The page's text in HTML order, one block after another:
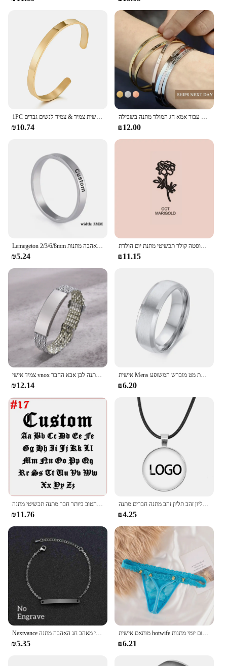
1PC אישית חקוק מותאם אישית שם נירוסטה צמיד תכשיטי שם מילות אותיות אישית צמיד & צמיד לנשים גברים
₪10.74
צמידים השרוול אישית אישית עבור נשים מתנות החג הטוב ביותר תכשיטי חג המולד מתנה עבור אמא חג המולד מתנה בשבילה
₪12.00
Lemegeton 2/3/6/8mm מותאם אישית שם טבעת עבור נשים אישית נירוסטה משפחה לערום טבעת תכשיטי חג האהבה מתנות
₪5.24
מותאם אישית שם פרח שרשרת עם אבן המזל תליון שרשרת לנשים אישית נירוסטה קולר תכשיטי מתנת יום הולדת
₪11.15
צמיד אישי vnox צמיד מותאם אישית לגברים שם חרוט שם חרוטה נירוסטה תכשיטי מתנה לבן אבא החבר
₪12.14
אישית Mens נירוסטה טבעת מט מוברש המשופע Edge Custom שם תאריך קואורדינטות לחרוט נישואים טבעות
₪6.20
זוג שם מותאם אישית ילד ילדה נירוסטה נעל אבזם מותאם אישית אישית, הטוב ביותר חבר מתנה תכשיטי מתנה
₪11.76
שרשרת תליון עגול בהתאמה אישית לגברים נשים שרשרת שרשרת שרשרת תליון זהב תליון זהב מתנה חברים מתנה
₪4.25
Nextvance חריטה אישית שלט זוג צמיד נירוסטה שרשרת מזהה תג צמידי מאהב חג האהבה מתנה
₪5.35
מותאם אישית hotwife סקסי חוטיני עבור נשים אישית שם מכתב קריסטל תחתונים אישיות מחרוזת תחתונים יום יומי מתנות יום יומי מתנות
₪6.21